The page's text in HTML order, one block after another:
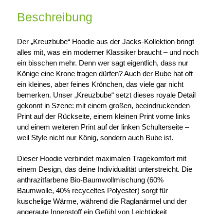
Beschreibung
Der „Kreuzbube“ Hoodie aus der Jacks-Kollektion bringt
alles mit, was ein moderner Klassiker braucht – und noch
ein bisschen mehr. Denn wer sagt eigentlich, dass nur
Könige eine Krone tragen dürfen? Auch der Bube hat oft
ein kleines, aber feines Krönchen, das viele gar nicht
bemerken. Unser „Kreuzbube“ setzt dieses royale Detail
gekonnt in Szene: mit einem großen, beeindruckenden
Print auf der Rückseite, einem kleinen Print vorne links
und einem weiteren Print auf der linken Schulterseite –
weil Style nicht nur König, sondern auch Bube ist.
Dieser Hoodie verbindet maximalen Tragekomfort mit
einem Design, das deine Individualität unterstreicht. Die
anthrazitfarbene Bio-Baumwollmischung (60%
Baumwolle, 40% recyceltes Polyester) sorgt für
kuschelige Wärme, während die Raglanärmel und der
angeraute Innenstoff ein Gefühl von Leichtigkeit